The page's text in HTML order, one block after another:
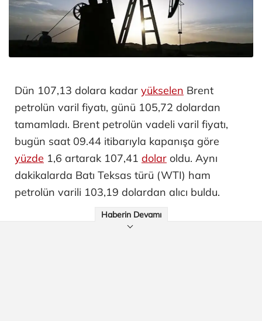
Dün 107,13 dolara kadar yükselen Brent
petrolün varil fiyatı, günü 105,72 dolardan
tamamladı. Brent petrolün vadeli varil fiyatı,
bugün saat 09.44 itibarıyla kapanışa göre
yüzde 1,6 artarak 107,41 dolar oldu. Aynı
dakikalarda Batı Teksas türü (WTI) ham
petrolün varili 103,19 dolardan alıcı buldu.
Haberin Devamı